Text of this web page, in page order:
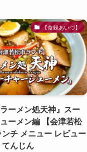
【食録あいづ】
ーメン処天神』スー
ーメン編 【会津若松
チ メニュー レビュー
んじん